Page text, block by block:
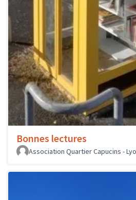
Bonnes lectures
Association Quartier Capucins -